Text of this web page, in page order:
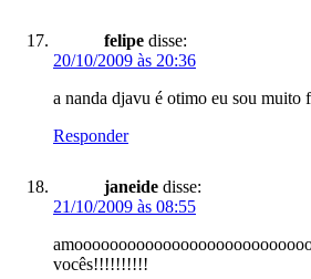
felipe disse:
20/10/2009 às 20:36
a nanda djavu é otimo eu sou muito
Responder
janeide disse:
21/10/2009 às 08:55
vocês!!!!!!!!!!